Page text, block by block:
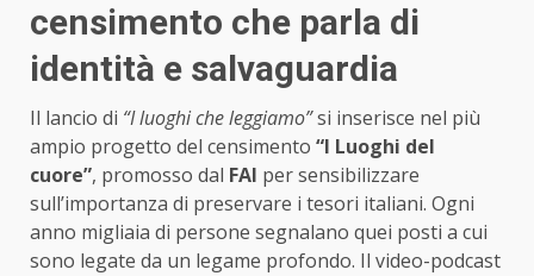
censimento che parla di
identità e salvaguardia
Il lancio di “I luoghi che leggiamo”si inserisce nel più
ampio progetto del censimento “I Luoghi del
cuore”, promosso dal FAI per sensibilizzare
sull’importanza di preservare i tesori italiani. Ogni
anno migliaia di persone segnalano quei posti a cui
sono legate da un legame profondo. Il video-podcast